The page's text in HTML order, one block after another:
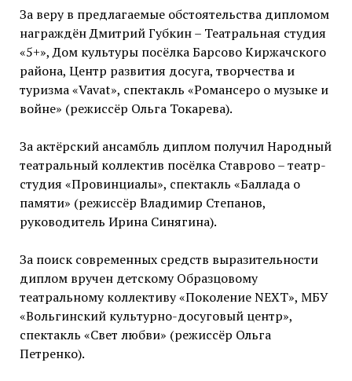
За веру в предлагаемые обстоятельства дипломом
награждён Дмитрий Губкин – Театральная студия
«5+», Дом культуры посёлка Барсово Киржачского
района, Центр развития досуга, творчества и
туризма «Vavat», спектакль «Романсеро о музыке и
войне» (режиссёр Ольга Токарева).
За актёрский ансамбль диплом получил Народный
театральный коллектив посёлка Ставрово – театр-
студия «Провинциалы», спектакль «Баллада о
памяти» (режиссёр Владимир Степанов,
руководитель Ирина Синягина).
За поиск современных средств выразительности
диплом вручен детскому Образцовому
театральному коллективу «Поколение NEXT», МБУ
«Вольгинский культурно-досуговый центр»,
спектакль «Свет любви» (режиссёр Ольга
Петренко).